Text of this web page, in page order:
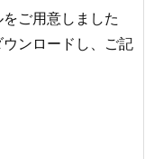
ご用意しました
ンロードし、ご記